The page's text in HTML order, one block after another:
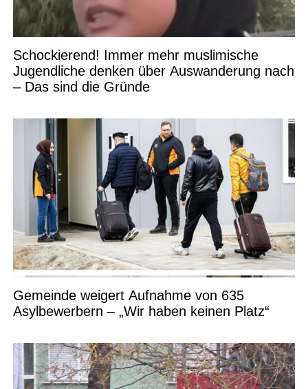
Schockierend! Immer mehr muslimische
Jugendliche denken über Auswanderung nach
– Das sind die Gründe
Gemeinde weigert Aufnahme von 635
Asylbewerbern – „Wir haben keinen Platz“